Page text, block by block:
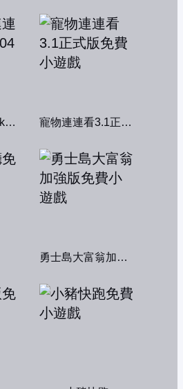
神奇寶貝連連看kawai版2004 寵物連連看3.1正式版
勇士島大富翁加強版